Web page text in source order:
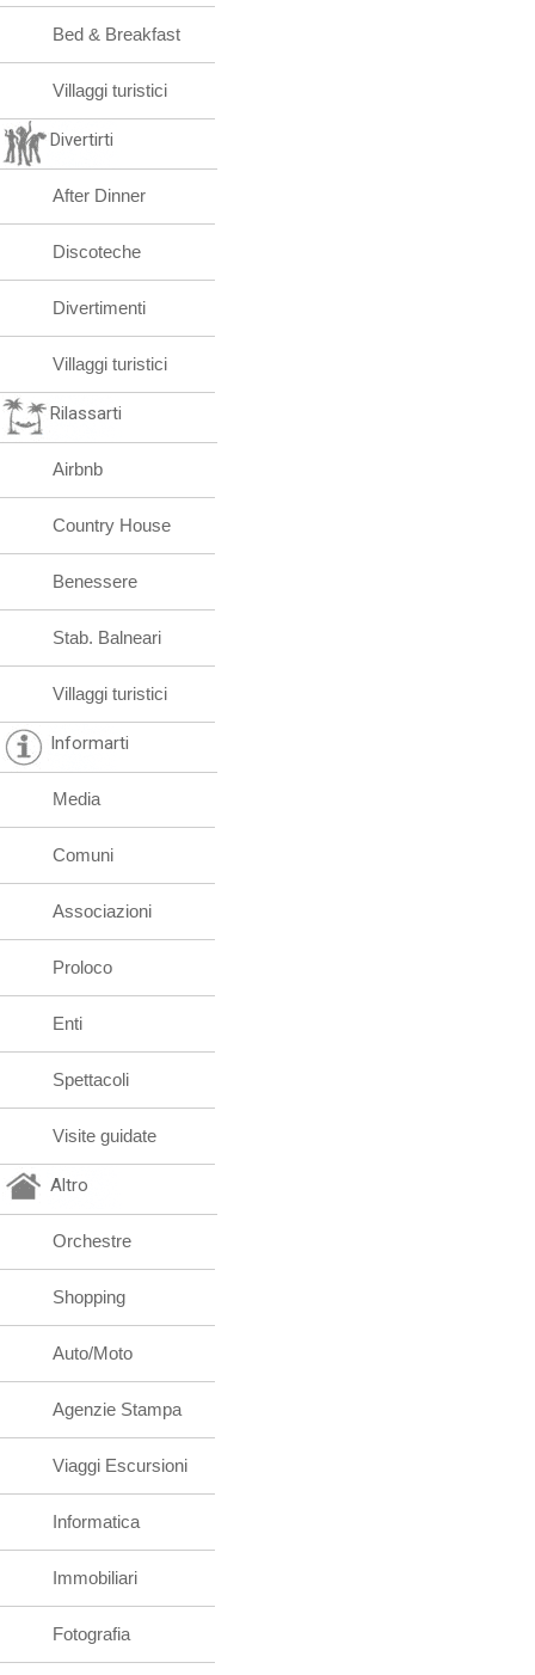
Bed & Breakfast
Villaggi turistici
Divertirti
After Dinner
Discoteche
Divertimenti
Villaggi turistici
Rilassarti
Airbnb
Country House
Benessere
Stab. Balneari
Villaggi turistici
Informarti
Media
Comuni
Associazioni
Proloco
Enti
Spettacoli
Visite guidate
Altro
Orchestre
Shopping
Auto/Moto
Agenzie Stampa
Viaggi Escursioni
Informatica
Immobiliari
Fotografia